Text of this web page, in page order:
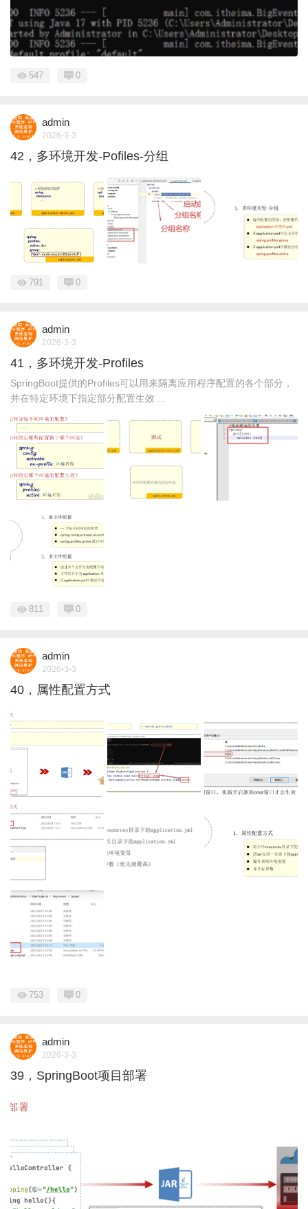
547 0
admin
2026-3-3
42，多环境开发-Pofiles-分组
791 0
admin
2026-3-3
41，多环境开发-Profiles
SpringBoot提供的Profiles可以用来隔离应用程序配置的各个部分，
并在特定环境下指定部分配置生效 ...
811 0
admin
2026-3-3
40，属性配置方式
753 0
admin
2026-3-3
39，SpringBoot项目部署